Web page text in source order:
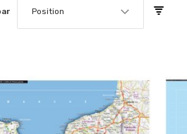
Position